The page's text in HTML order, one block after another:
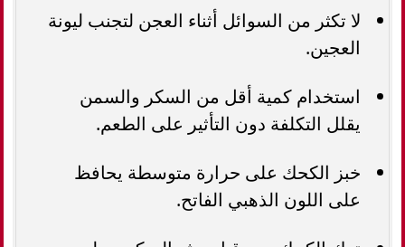
لا تكثر من السوائل أثناء العجن لتجنب ليونة
العجين.
استخدام كمية أقل من السكر والسمن
يقلل التكلفة دون التأثير على الطعم.
خبز الكحك على حرارة متوسطة يحافظ
على اللون الذهبي الفاتح.